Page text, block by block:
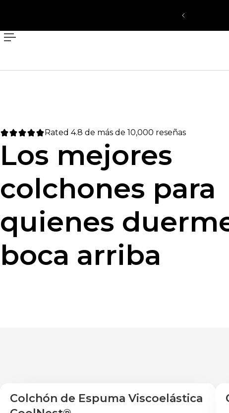
Rated 4.8 de más de 10,000 reseñas
Los mejores
colchones para
quienes
boca arriba
Más vendido
Colchón de Espuma Viscoelástica